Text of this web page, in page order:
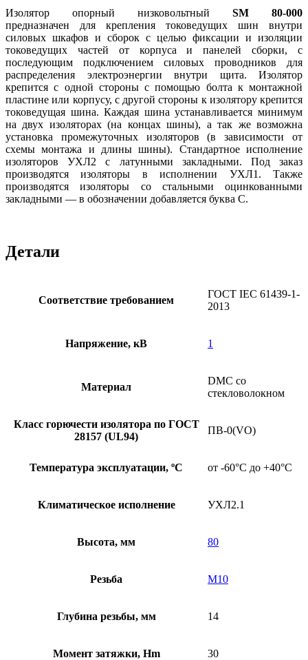
Изолятор опорный низковольтный SM 80-000
предназначен для крепления токоведущих шин внутри
силовых шкафов и сборок с целью фиксации и изоляции
токоведущих частей от корпуса и панелей сборки, с
последующим подключением силовых проводников для
распределения электроэнергии внутри щита. Изолятор
крепится с одной стороны с помощью болта к монтажной
пластине или корпусу, с другой стороны к изолятору крепится
токоведущая шина. Каждая шина устанавливается минимум
на двух изоляторах (на концах шины), а так же возможна
установка промежуточных изоляторов (в зависимости от
схемы монтажа и длины шины). Стандартное исполнение
изоляторов УХЛ2 с латунными закладными. Под заказ
производятся изоляторы в исполнении УХЛ1. Также
производятся изоляторы со стальными оцинкованными
закладными — в обозначении добавляется буква С.
Детали
Соответствие требованием
ГОСТ IEC 61439-1-
2013
Напряжение, кВ 1
Материал
DMC со
стекловолокном
Класс горючести изолятора по ГОСТ
28157 (UL94)
ПВ-0(VO)
Температура эксплуатации, ºС от -60°С до +40°С
Климатическое исполнение УХЛ2.1
Высота, мм 80
Резьба М10
Глубина резьбы, мм 14
Момент затяжки, Hm 30